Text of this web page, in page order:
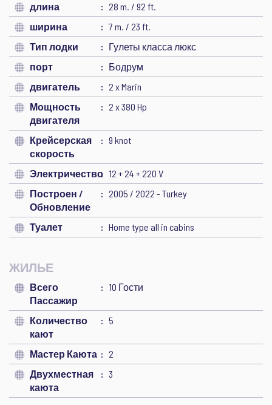
длина
28 m. / 92 ft.
ширина
7 m. / 23 ft.
Тип лодки
Гулеты класса люкс
порт
Бодрум
двигатель
2 x Marin
Мощность
двигателя
2 x 380 Hp
Крейсерская
скорость
9 knot
Электричество 12 + 24 + 220 V
Построен /
Обновление
2005 / 2022 - Turkey
Туалет Home type all in cabins
ЖИЛЬЕ
Всего
Пассажир
10 Гости
Количество
кают
5
Мастер Каюта
2
Двухместная
каюта
3